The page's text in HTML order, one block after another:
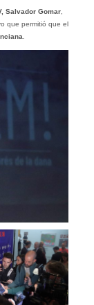
Salvador Gomar,
que permitió que el